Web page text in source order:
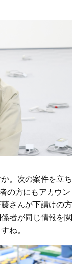
。次の案件を立ち
の方にもアカウン
さんが下請けの方
者が同じ情報を閲
ね。